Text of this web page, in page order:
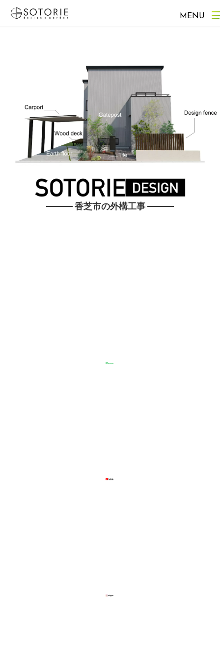
MENU
香芝市の外構工事